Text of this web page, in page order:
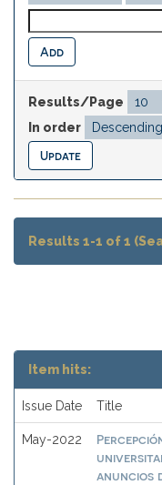
Results/Page
In order
Results 1-1 of 1
Item hits:
Issue Date Title
May-2022
anuncios